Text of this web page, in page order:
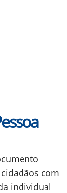
com
individual